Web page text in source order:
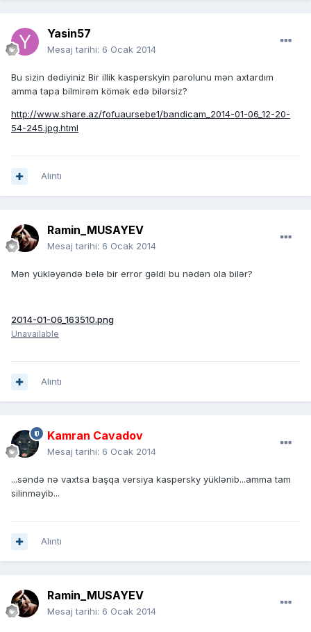
Yasin57
Mesaj tarihi: 6 Ocak 2014
Bu sizin dediyiniz Bir illik kasperskyin parolunu mən axtardım
amma tapa bilmirəm kömək edə bilərsiz?
http://www.share.az/fofuaursebe1/bandicam_2014-01-06_12-20-
54-245.jpg.html
Alıntı
Ramin_MUSAYEV
Mesaj tarihi: 6 Ocak 2014
Mən yükləyəndə belə bir error gəldi bu nədən ola bilər?
2014-01-06_163510.png
Unavailable
Alıntı
Kamran Cavadov
Mesaj tarihi: 6 Ocak 2014
...səndə nə vaxtsa başqa versiya kaspersky yüklənib...amma tam
silinməyib...
Alıntı
Ramin_MUSAYEV
Mesaj tarihi: 6 Ocak 2014